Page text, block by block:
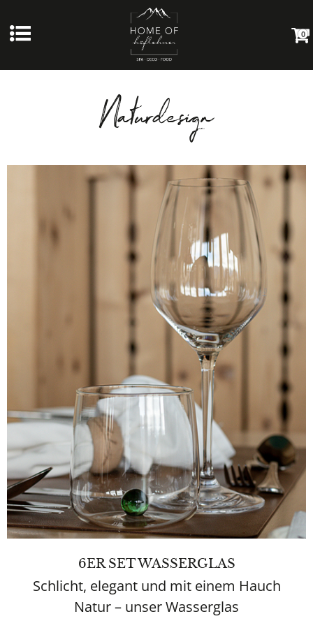
0
Naturdesign
6ER SET WASSERGLAS
Schlicht, elegant und mit einem Hauch
Natur – unser Wasserglas